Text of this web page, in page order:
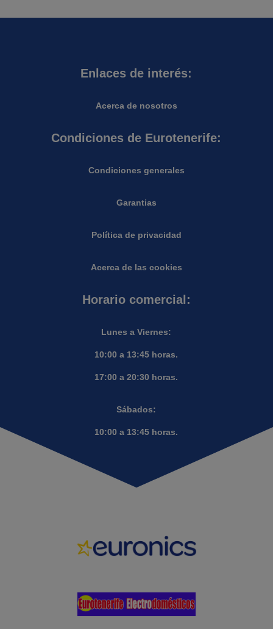
Enlaces de interés:
Acerca de nosotros
Condiciones de Eurotenerife:
Condiciones generales
Garantias
Política de privacidad
Acerca de las cookies
Horario comercial:
Lunes a Viernes:
10:00 a 13:45 horas.
17:00 a 20:30 horas.
Sábados:
10:00 a 13:45 horas.